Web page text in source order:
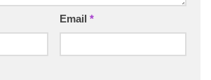
Email *